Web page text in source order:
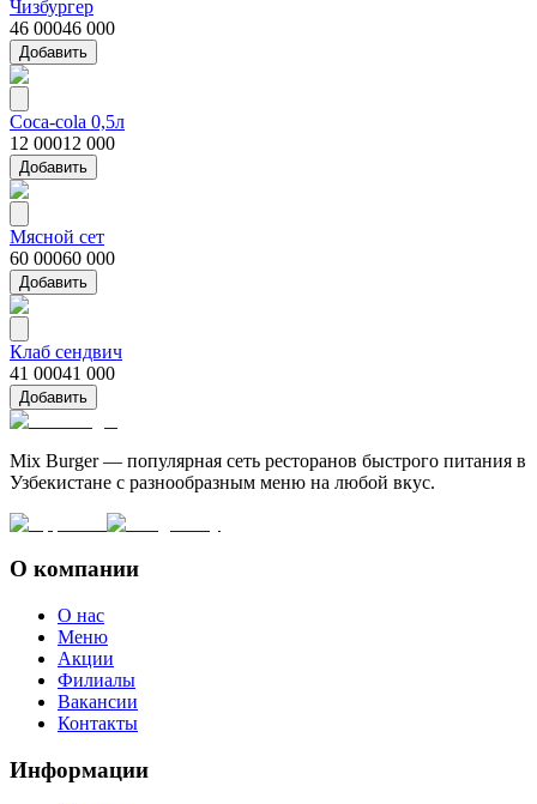
Чизбургер
46 00046 000
Добавить
Coca-cola 0,5л
12 00012 000
Добавить
Мясной сет
60 00060 000
Добавить
Клаб сендвич
41 00041 000
Добавить
Mix Burger — популярная сеть ресторанов быстрого питания в
Узбекистане с разнообразным меню на любой вкус.
О компании
О нас
Меню
Акции
Филиалы
Вакансии
Контакты
Информации